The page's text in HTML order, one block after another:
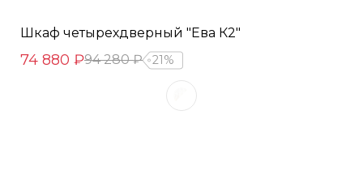
Шкаф четырехдверный "Ева К2"
74 880 ₽94 280 ₽ 21%